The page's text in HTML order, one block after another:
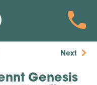
Next
Genesis